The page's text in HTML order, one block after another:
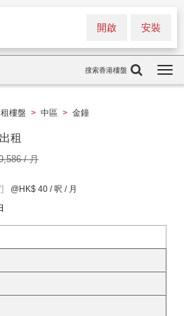
安裝
開啟
搜索香港樓盤
樓盤 > 中區 > 金鐘
租
/ 月
@HK$ 40 / 呎 / 月